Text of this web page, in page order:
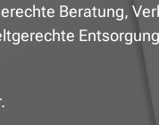
Beratung,